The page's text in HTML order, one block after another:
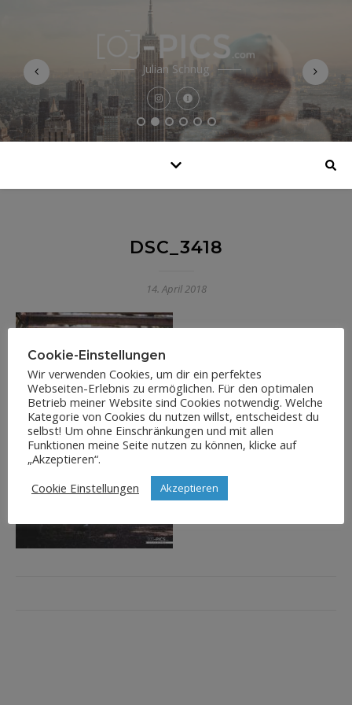
Julian Schnug
DSC_3418
14. April 2018
Cookie-Einstellungen
Wir verwenden Cookies, um dir ein perfektes
Webseiten-Erlebnis zu ermöglichen. Für den optimalen
Betrieb meiner Website sind Cookies notwendig. Welche
Kategorie von Cookies du nutzen willst, entscheidest du
selbst! Um ohne Einschränkungen und mit allen
Funktionen meine Seite nutzen zu können, klicke auf
„Akzeptieren“.
Cookie Einstellungen
Akzeptieren